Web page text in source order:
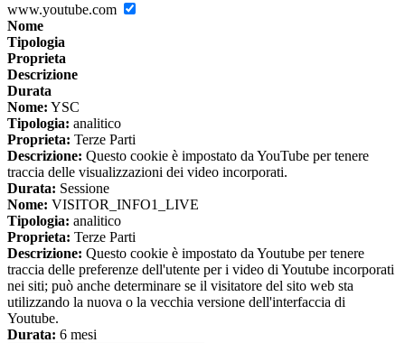
www.youtube.com
Nome
Tipologia
Proprieta
Descrizione
Durata
Nome: YSC
Tipologia: analitico
Proprieta: Terze Parti
Descrizione: Questo cookie è impostato da YouTube per tenere
traccia delle visualizzazioni dei video incorporati.
Durata: Sessione
Nome: VISITOR_INFO1_LIVE
Tipologia: analitico
Proprieta: Terze Parti
Descrizione: Questo cookie è impostato da Youtube per tenere
traccia delle preferenze dell'utente per i video di Youtube incorporati
nei siti; può anche determinare se il visitatore del sito web sta
utilizzando la nuova o la vecchia versione dell'interfaccia di
Youtube.
Durata: 6 mesi